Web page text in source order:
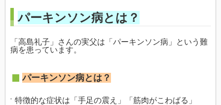
パーキンソン病とは？
「高島礼子」さんの実父は「パーキンソン病」という難
病を患っています。
パーキンソン病とは？
特徴的な症状は「手足の震え」「筋肉がこわばる」